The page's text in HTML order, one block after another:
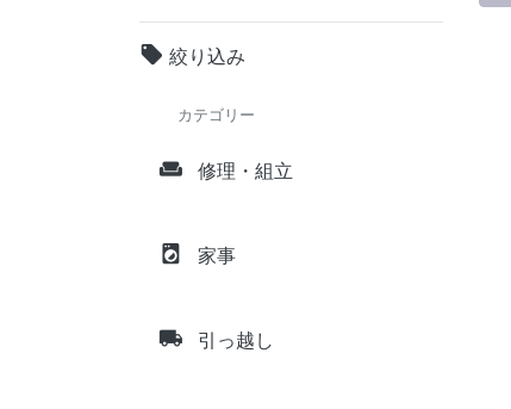
local_offer 絞り込み
カテゴリー
weekend 修理・組立
local_laundry_service 家事
local_shipping 引っ越し